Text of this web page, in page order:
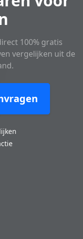
100% gratis
vergelijken uit de